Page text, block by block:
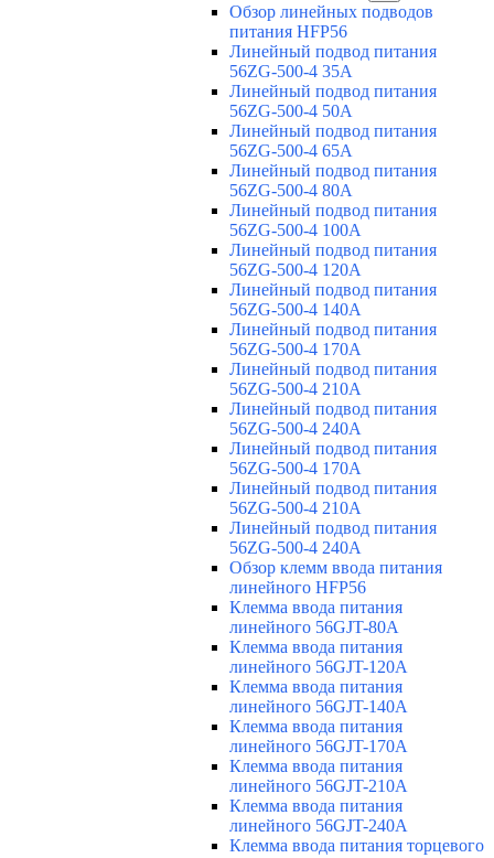
Обзор линейных подводов
питания HFP56
Линейный подвод питания
56ZG-500-4 35A
Линейный подвод питания
56ZG-500-4 50A
Линейный подвод питания
56ZG-500-4 65A
Линейный подвод питания
56ZG-500-4 80A
Линейный подвод питания
56ZG-500-4 100A
Линейный подвод питания
56ZG-500-4 120A
Линейный подвод питания
56ZG-500-4 140A
Линейный подвод питания
56ZG-500-4 170A
Линейный подвод питания
56ZG-500-4 210A
Линейный подвод питания
56ZG-500-4 240A
Линейный подвод питания
56ZG-500-4 170A
Линейный подвод питания
56ZG-500-4 210A
Линейный подвод питания
56ZG-500-4 240A
Обзор клемм ввода питания
линейного HFP56
Клемма ввода питания
линейного 56GJT-80A
Клемма ввода питания
линейного 56GJT-120A
Клемма ввода питания
линейного 56GJT-140A
Клемма ввода питания
линейного 56GJT-170A
Клемма ввода питания
линейного 56GJT-210A
Клемма ввода питания
линейного 56GJT-240A
Клемма ввода питания торцевого